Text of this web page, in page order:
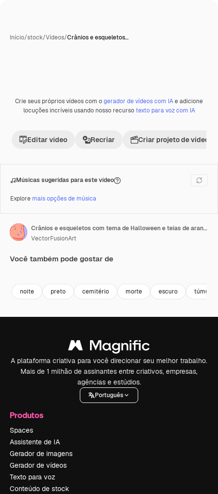
Início/stock/Vídeos/Crânios e esqueletos…
Premium
Crie seus próprios vídeos com ogerador de vídeos com IAe adicione
locuções incríveis usando nosso recursotexto para voz com IA
Editar vídeo Recriar Criar projeto de vídeo
Músicas sugeridas para este vídeo
Explore mais opções de música
Crânios e esqueletos com tema de Halloween e teias de aranha em fundo preto
VectorFusionArt
Você também pode gostar de
noite preto cemitério morte escuro túmulo
A plataforma criativa para você direcionar seu melhor trabalho.
Mais de 1 milhão de assinantes entre criativos, empresas,
agências e estúdios.
Português
Produtos
Spaces
Assistente de IA
Gerador de imagens
Gerador de vídeos
Texto para voz
Conteúdo de stock